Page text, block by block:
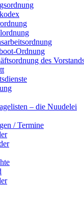
Ordnung
des
– die Nuudelei
/ Termine